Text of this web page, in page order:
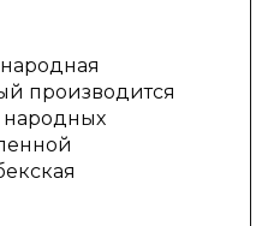
производится
народных